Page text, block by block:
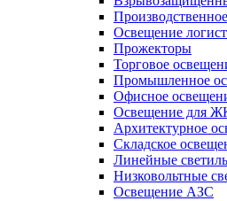
Освещение
Прожекторы
Торговое
Промышленное
Офисное
Освещение для
Архитектурное
Складское
Линейные
Низковольтные
Освещение АЗС